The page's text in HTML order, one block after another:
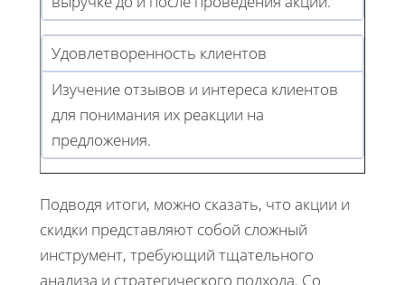
Удовлетворенность клиентов
Изучение отзывов и интереса клиентов
для понимания их реакции на
предложения.
Подводя итоги, можно сказать, что акции и
скидки представляют собой сложный
инструмент, требующий тщательного
анализа и стратегического подхода. Со